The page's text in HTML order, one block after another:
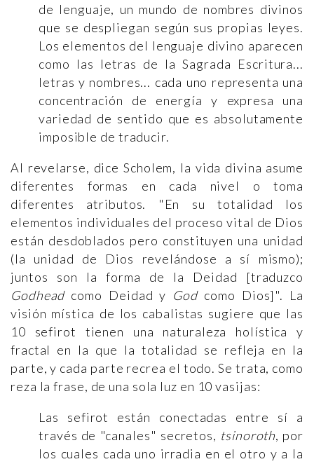
de lenguaje, un mundo de nombres divinos
que se despliegan según sus propias leyes.
Los elementos del lenguaje divino aparecen
como las letras de la Sagrada Escritura...
letras y nombres... cada uno representa una
concentración de energía y expresa una
variedad de sentido que es absolutamente
imposible de traducir.
Al revelarse, dice Scholem, la vida divina asume
diferentes formas en cada nivel o toma
diferentes atributos. "En su totalidad los
elementos individuales del proceso vital de Dios
están desdoblados pero constituyen una unidad
(la unidad de Dios revelándose a sí mismo);
juntos son la forma de la Deidad [traduzco
Godheadcomo Deidad y Godcomo Dios]". La
visión mística de los cabalistas sugiere que las
10 sefirot tienen una naturaleza holística y
fractal en la que la totalidad se refleja en la
parte, y cada parte recrea el todo. Se trata, como
reza la frase, de una sola luz en 10 vasijas:
Las sefirot están conectadas entre sí a
través de "canales" secretos, tsinoroth, por
los cuales cada uno irradia en el otro y a la